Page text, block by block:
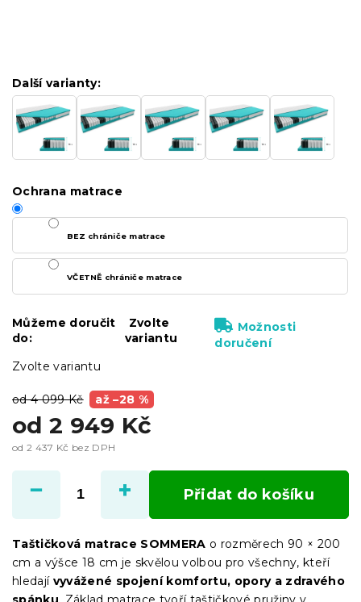
od 4 099 Kč až –28 %
od 2 949 Kč
od 2 437 Kč bez DPH
cena:
Zvolte variantu
Další varianty:
Ochrana matrace
BEZ chrániče matrace
VČETNĚ chrániče matrace
Můžeme doručit
do:
Zvolte
variantu
Možnosti
doručení
Přidat do košíku
Taštičková matrace SOMMERA o rozměrech 90 × 200
cm a výšce 18 cm je skvělou volbou pro všechny, kteří
hledají vyvážené spojení komfortu, opory a zdravého